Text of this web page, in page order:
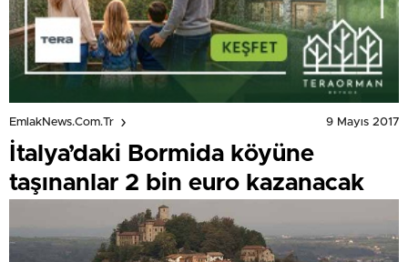
EmlakNews.com.tr 9 Mayıs 2017
İtalya’daki Bormida köyüne
taşınanlar 2 bin euro kazanacak